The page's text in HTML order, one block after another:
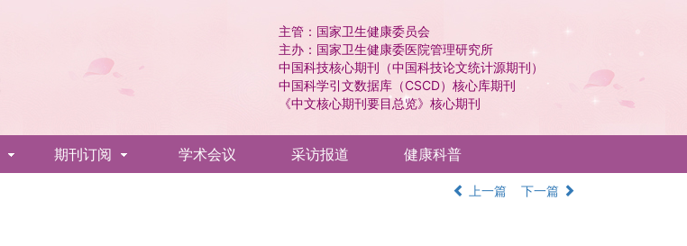
主管：国家卫生健康委员会
主办：国家卫生健康委医院管理研究所
中国科技核心期刊（中国科技论文统计源期刊）
中国科学引文数据库（CSCD）核心库期刊
《中文核心期刊要目总览》核心期刊
期刊订阅 学术会议 采访报道 健康科普
上一篇 下一篇